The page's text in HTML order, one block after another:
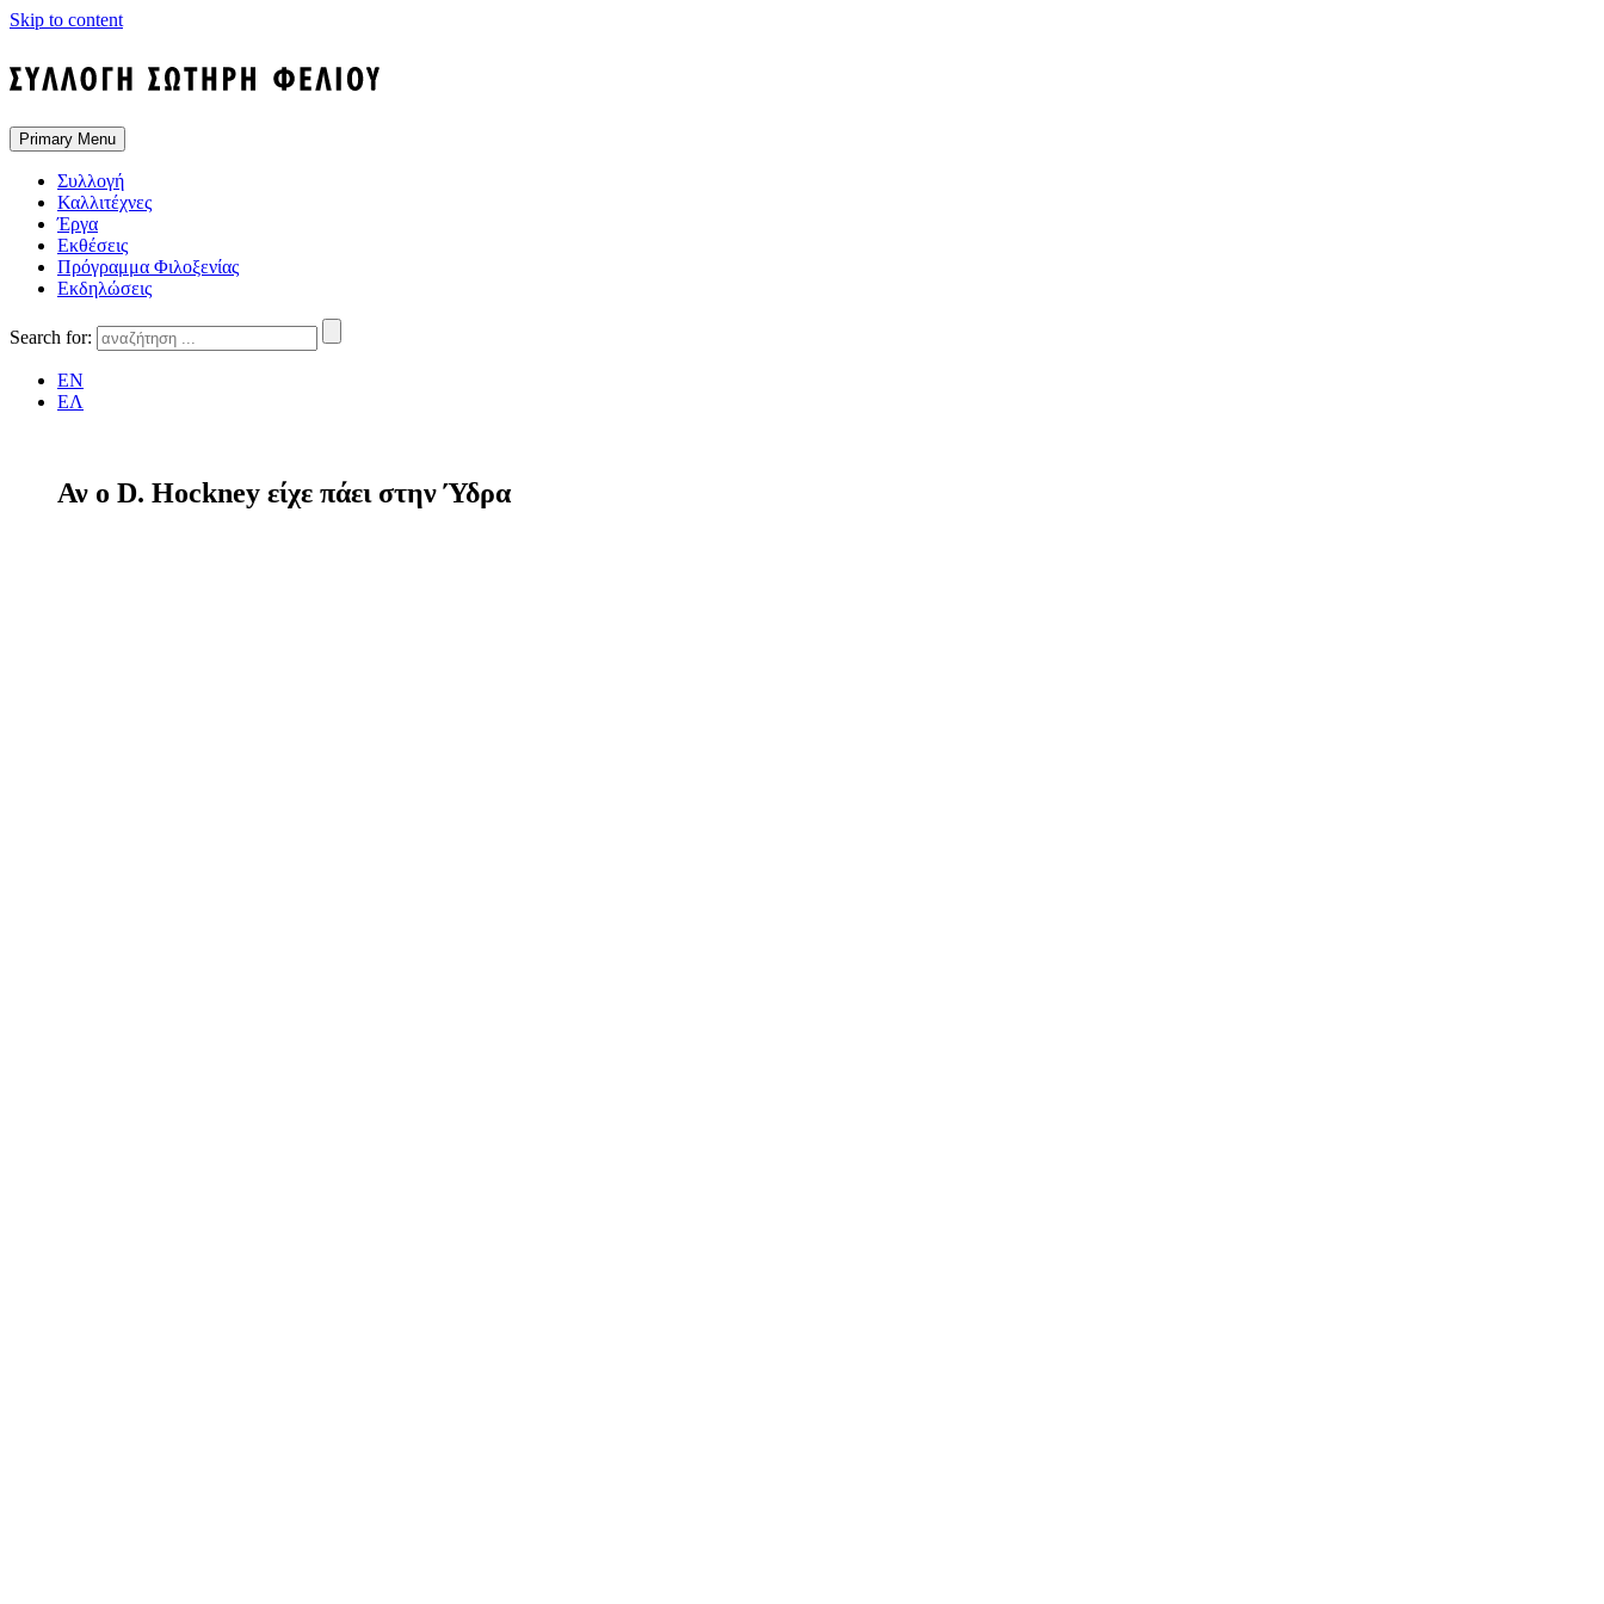
Skip to content
Primary Menu
Συλλογή
Καλλιτέχνες
Έργα
Εκθέσεις
Πρόγραμμα Φιλοξενίας
Εκδηλώσεις
Search for:
EN
ΕΛ
Αν ο D. Hockney είχε πάει στην Ύδρα